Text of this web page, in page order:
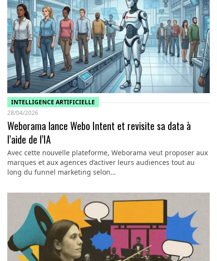
INTELLIGENCE ARTIFICIELLE
28/04/2026
Weborama lance Webo Intent et revisite sa data à
l’aide de l’IA
Avec cette nouvelle plateforme, Weborama veut proposer aux
marques et aux agences d’activer leurs audiences tout au
long du funnel marketing selon…